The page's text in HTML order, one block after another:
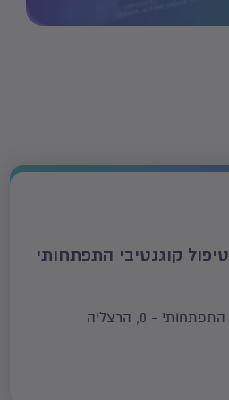
באה התובנה של: "אני צריך ממך
קוגנטיבי התפתחותי
- 0, הרצליה